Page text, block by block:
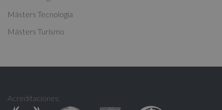
Másters Tecnología
Másters Turismo
Acreditaciones: